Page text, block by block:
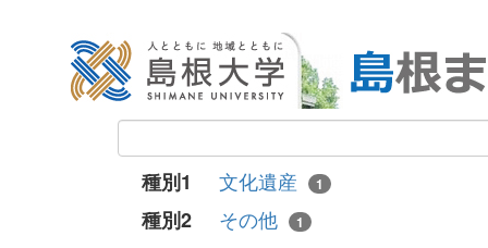
種別1 文化遺産 1
種別2 その他 1